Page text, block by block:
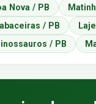
Nova / PB
/ PB
/ PB